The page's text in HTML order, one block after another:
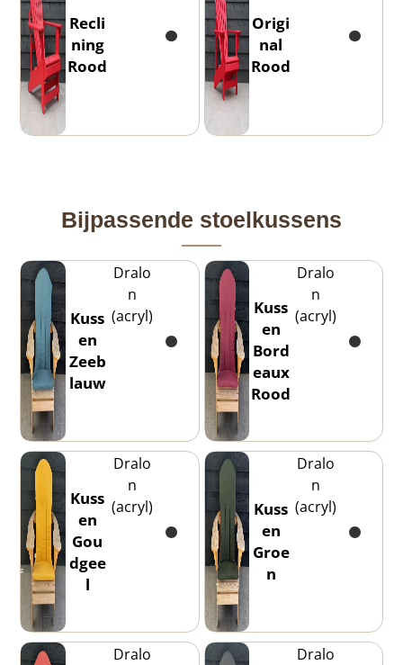
Recli
ning
Rood
Origi
nal
Rood
Bijpassende stoelkussens
Kuss
en
Zeeb
lauw
Dralo
n
(acryl)
Kuss
en
Bord
eaux
Rood
Dralo
n
(acryl)
Kuss
en
Gou
dgee
l
Dralo
n
(acryl)
Kuss
en
Groe
n
Dralo
n
(acryl)
Dralo
Dralo